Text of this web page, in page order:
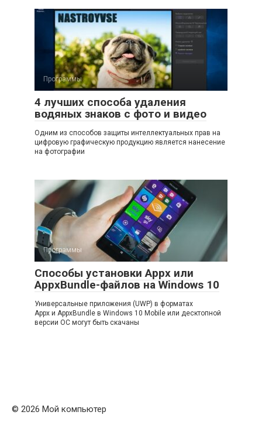
Программы
4 лучших способа удаления
водяных знаков с фото и видео
Одним из способов защиты интеллектуальных прав на
цифровую графическую продукцию является нанесение
на фотографии
Программы
Способы установки Appx или
AppxBundle-файлов на Windows 10
Универсальные приложения (UWP) в форматах
Appx и AppxBundle в Windows 10 Mobile или десктопной
версии ОС могут быть скачаны
© 2026 Мой компьютер